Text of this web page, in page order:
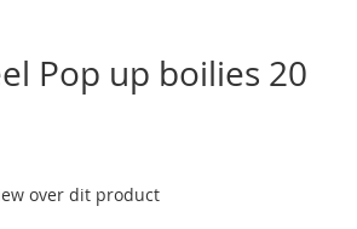
Pop up boilies 20
over dit product